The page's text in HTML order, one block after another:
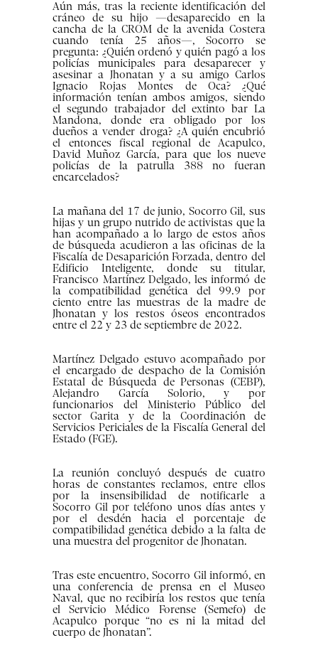
Aún más, tras la reciente identificación del
cráneo de su hijo —desaparecido en la
cancha de la CROM de la avenida Costera
cuando tenía 25 años—, Socorro se
pregunta: ¿Quién ordenó y quién pagó a los
policías municipales para desaparecer y
asesinar a Jhonatan y a su amigo Carlos
Ignacio Rojas Montes de Oca? ¿Qué
información tenían ambos amigos, siendo
el segundo trabajador del extinto bar La
Mandona, donde era obligado por los
dueños a vender droga? ¿A quién encubrió
el entonces fiscal regional de Acapulco,
David Muñoz García, para que los nueve
policías de la patrulla 388 no fueran
encarcelados?
La mañana del 17 de junio, Socorro Gil, sus
hijas y un grupo nutrido de activistas que la
han acompañado a lo largo de estos años
de búsqueda acudieron a las oficinas de la
Fiscalía de Desaparición Forzada, dentro del
Edificio Inteligente, donde su titular,
Francisco Martínez Delgado, les informó de
la compatibilidad genética del 99.9 por
ciento entre las muestras de la madre de
Jhonatan y los restos óseos encontrados
entre el 22 y 23 de septiembre de 2022.
Martínez Delgado estuvo acompañado por
el encargado de despacho de la Comisión
Estatal de Búsqueda de Personas (CEBP),
Alejandro García Solorio, y por
funcionarios del Ministerio Público del
sector Garita y de la Coordinación de
Servicios Periciales de la Fiscalía General del
Estado (FGE).
La reunión concluyó después de cuatro
horas de constantes reclamos, entre ellos
por la insensibilidad de notificarle a
Socorro Gil por teléfono unos días antes y
por el desdén hacia el porcentaje de
compatibilidad genética debido a la falta de
una muestra del progenitor de Jhonatan.
Tras este encuentro, Socorro Gil informó, en
una conferencia de prensa en el Museo
Naval, que no recibiría los restos que tenía
el Servicio Médico Forense (Semefo) de
Acapulco porque “no es ni la mitad del
cuerpo de Jhonatan”.